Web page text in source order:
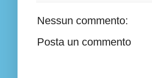
Nessun commento:
Posta un commento